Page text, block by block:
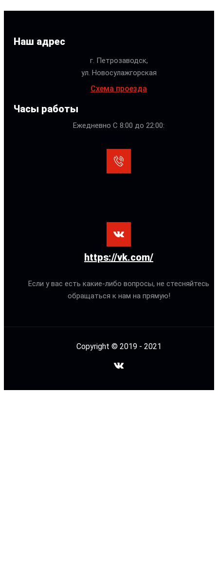
Наш адрес
г. Петрозаводск,
ул. Новосулажгорская
Схема проезда
Часы работы
Ежедневно С 8:00 до 22:00:
https://vk.com/
Если у вас есть какие-либо вопросы, не стесняйтесь
обращаться к нам на прямую!
Copyright © 2019 - 2021